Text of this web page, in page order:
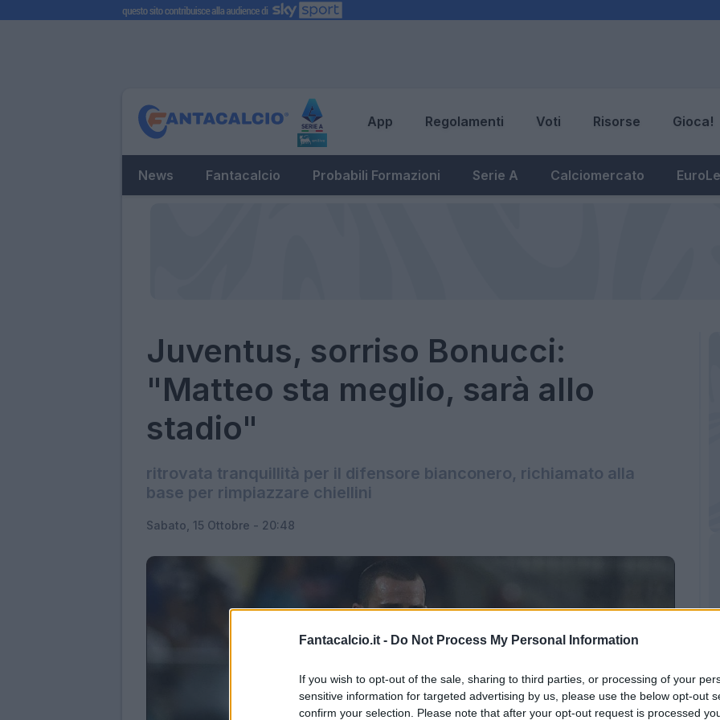
Fantacalcio.it - Do Not Process My Personal Information
If you wish to opt-out of the sale, sharing to third parties, or processing of your
sensitive information for targeted advertising by us, please use the below opt-out
confirm your selection. Please note that after your opt-out request is processed
App Regolamenti Voti Risorse Gioca!
News Fantacalcio Probabili Formazioni Serie A Calciomercato
Juventus, sorriso Bonucci:
"Matteo sta meglio, sarà allo
stadio"
ritrovata tranquillità per il difensore bianconero, richiamato alla
base per rimpiazzare chiellini
Sabato, 15 Ottobre - 20:48